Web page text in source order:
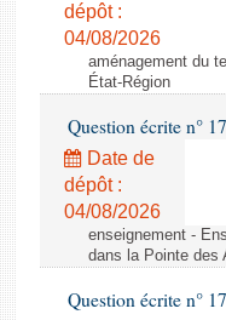
dépôt :
04/08/2026
aménagement du
État-Région
Question écrite n°
Date de
dépôt :
04/08/2026
enseignement -
dans la Pointe des
Question écrite n°